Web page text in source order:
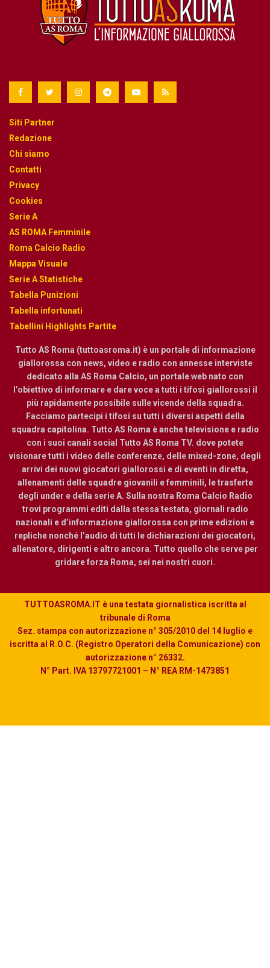
Siti Partner
Redazione
Chi siamo
Contatti
Privacy
Cookies
Serie A
AS ROMA Femminile
Roma Calcio Radio
Mappa Visuale
Serie A Statistiche
Tabella Punizioni
Tabella infortunati
Tabellini Highlights Partite
Tutto AS Roma (tuttoasroma.it) è un portale di informazione
giallorossa con news, video e radio con annesse interviste
dedicato alla AS Roma Calcio, un portale web nato con
l’obiettivo di informare e dare voce a tutti i tifosi giallorossi il
più rapidamente possibile sulle vicende della squadra.
Facciamo partecipi i tifosi su tutti i diversi aspetti della
squadra capitolina. Tutto AS Roma è anche televisione e radio
con i suoi canali social Tutto AS Roma TV. dove potete
visionare tutti i video delle conferenze, delle mixed-zone, degli
arrivi dei nuovi giocatori giallorossi e di eventi in diretta,
allenamenti delle squadre giovanili e femminili, le trasferte
degli under e della serie A. Sulla nostra Roma Calcio Radio
trovi programmi editi dalla stessa testata, giornali radio
nazionali e d’informazione giallorossa con prime edizioni e
repliche nonché l’audio di tutti le dichiarazioni dei giocatori,
allenatore, dirigenti e altro ancora. Tutto quello che serve per
gridare forza Roma, sei nei nostri cuori.
TUTTOASROMA.IT è una testata giornalistica iscritta al
tribunale di Roma
Sez. stampa con autorizzazione n° 305/2010 del 14 luglio e
iscritta al R.O.C. (Registro Operatori della Comunicazione) con
autorizzazione n° 26332.
N° Part. IVA 13797721001 – N° REA RM-1473851